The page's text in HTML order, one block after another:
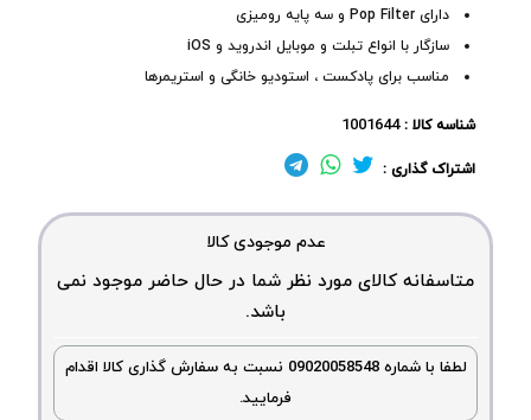
دارای Pop Filter و سه پایه رومیزی
سازگار با انواع تبلت و موبایل اندروید و iOS
مناسب برای پادکست ، استودیو خانگی و استریمرها
شناسه کالا :1001644
اشتراک گذاری :
عدم موجودی کالا
متاسفانه کالای مورد نظر شما در حال حاضر موجود نمی
باشد.
لطفا با شماره 09020058548 نسبت به سفارش گذاری کالا اقدام
فرمایید.